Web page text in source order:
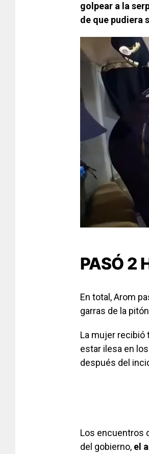
golpear a la
de que pudiera
PASÓ 2
En total, Arom
garras de la
La mujer recibió
estar ilesa en
después del
Los encuentros
del gobierno, el